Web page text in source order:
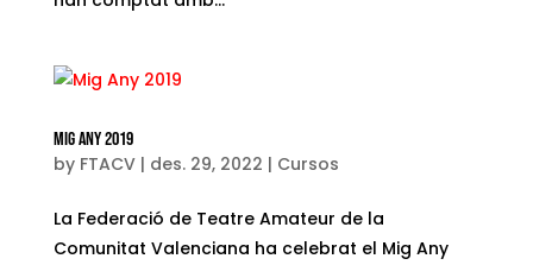
Mig Any 2019
by FTACV| des. 29, 2022 | Cursos
La Federació de Teatre Amateur de la
Comunitat Valenciana ha celebrat el Mig Any